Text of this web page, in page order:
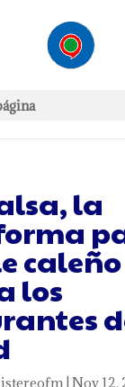
la
caleño
los
| Nov 12,